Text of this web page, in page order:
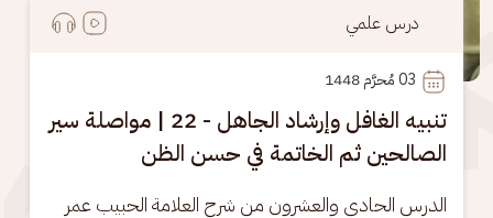
درس علمي
03 مُحرَّم 1448
تنبيه الغافل وإرشاد الجاهل - 22 | مواصلة سير
الصالحين ثم الخاتمة في حسن الظن
الدرس الحادي والعشرون من شرح العلامة الحبيب عمر